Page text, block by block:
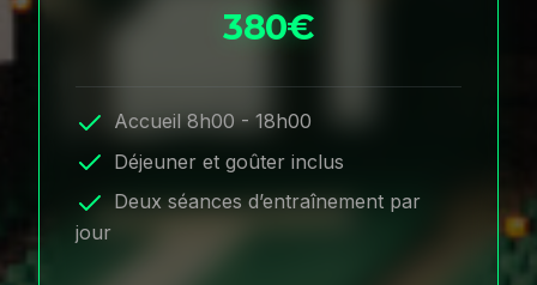
380€
Accueil 8h00 - 18h00
Déjeuner et goûter inclus
Deux séances d’entraînement par
jour